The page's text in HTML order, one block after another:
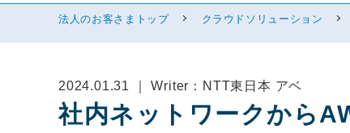
法人のお客さまトップ クラウドソリューション
2024.01.31 ｜ Writer：NTT東日本 アベ
社内ネットワークから